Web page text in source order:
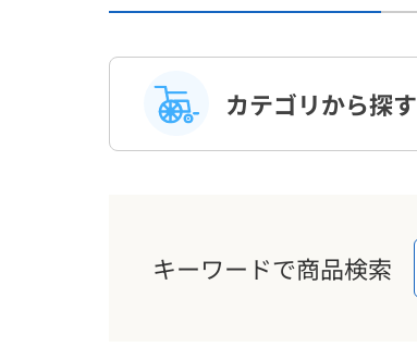
カテゴリから探す
キーワードで商品検索